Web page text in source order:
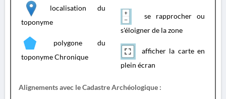
localisation du
toponyme
polygone du
toponyme Chronique
se rapprocher ou
s'éloigner de la zone
afficher la carte en
plein écran
Alignements avec le Cadastre Archéologique :